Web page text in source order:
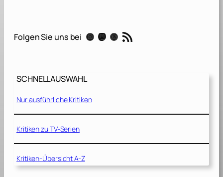
n
t
i
n
H
[
2
Folgen Sie uns bei Instagram Mastodon Threads RSS-Feed
SCHNELLAUSWAHL
Nur ausführliche Kritiken
Kritiken zu TV-Serien
Kritiken-Übersicht A-Z